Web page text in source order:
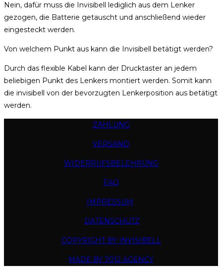
Nein, dafür muss die Invisibell lediglich aus dem Lenker
gezogen, die Batterie getauscht und anschließend wieder
eingesteckt werden.
Von welchem Punkt aus kann die Invisibell betätigt werden?
Durch das flexible Kabel kann der Drucktaster an jedem
beliebigen Punkt des Lenkers montiert werden. Somit kann
die invisibell von der bevorzugten Lenkerposition aus betätigt
werden.
ZAHLUNG
VERSAND
WIDERRUFSBELEHRUNG
FAQ
IMPRESSUM
DATENSCHUTZ
COPYRIGHT BY INVISIBELL
MADE BY 7012 AGENCY